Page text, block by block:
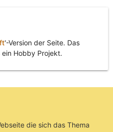
'-Version der Seite. Das
Hobby Projekt.
die sich das Thema